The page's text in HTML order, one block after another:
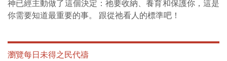
神已經主動做了這個決定：祂要收納、養育和保護你，這是
你需要知道最重要的事。 跟從祂看人的標準吧！
瀏覽每日未得之民代禱